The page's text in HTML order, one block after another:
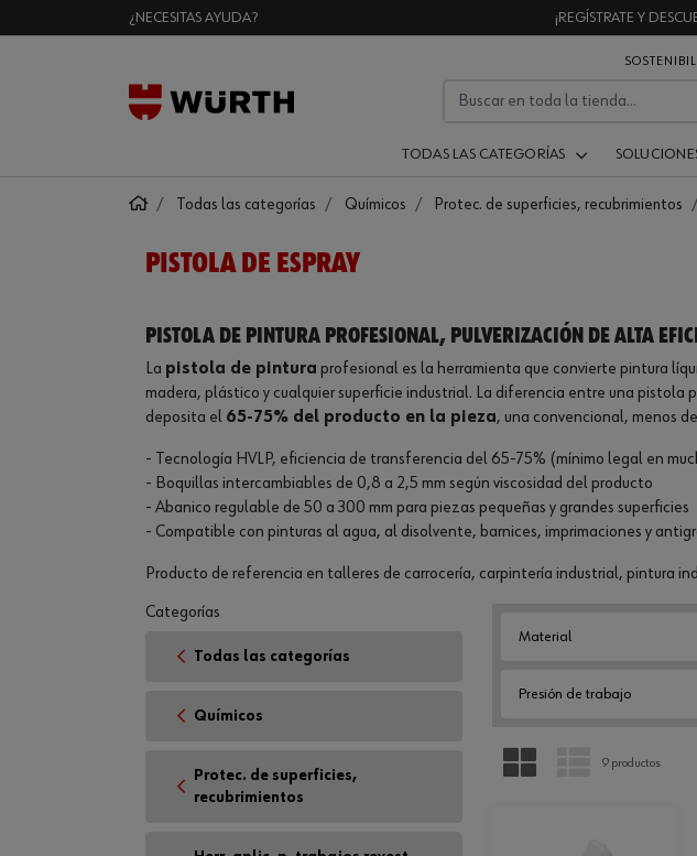
¿NECESITAS AYUDA? ¡REGÍSTRATE Y
TODAS LAS CATEGORÍAS
Todas las categorías Químicos Protec. de superficies, recubrimientos
PISTOLA DE ESPRAY
Pistola de pintura profesional, pulverización de alta
La pistola de pintura profesional es la herramienta que convierte pintura
madera, plástico y cualquier superficie industrial. La diferencia entre una
deposita el 65-75% del producto en la pieza, una convencional, menos
- Tecnología HVLP, eficiencia de transferencia del 65-75% (mínimo legal en
- Boquillas intercambiables de 0,8 a 2,5 mm según viscosidad del producto
- Abanico regulable de 50 a 300 mm para piezas pequeñas y grandes superficies
- Compatible con pinturas al agua, al disolvente, barnices, imprimaciones y
Producto de referencia en talleres de carrocería, carpintería industrial, pintura
Material
Presión de trabajo
PARRILLA LISTA
9 productos
Categorías
Todas las categorías
Químicos
Protec. de superficies,
recubrimientos